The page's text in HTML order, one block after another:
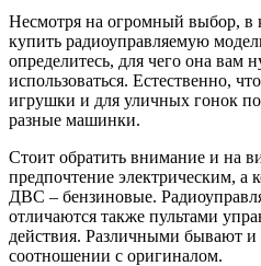
Несмотря на огромный выбор, в
купить радиоуправляемую
определитесь, для чего она вам
использоваться. Естественно,
игрушки и для уличных гонок
разные машинки.
Стоит обратить внимание и на
предпочтение электрическим, а
ДВС – бензиновые.
отличаются также пультами
действия. Различными бывают
соотношении с оригиналом.